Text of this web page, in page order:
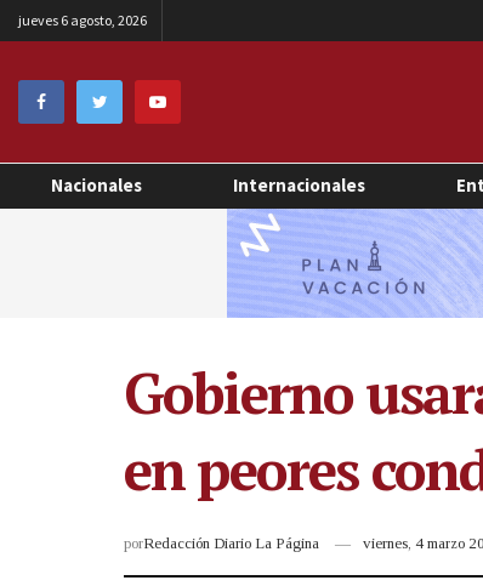
jueves 6 agosto, 2026
Nacionales Internacionales
Gobierno
en peores
porRedacción Diario La Página viernes, 4 marzo